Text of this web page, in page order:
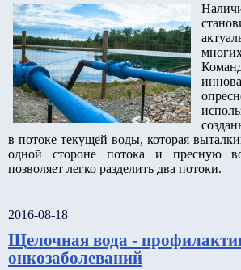
в потоке текущей воды, которая
одной стороне потока и пресную
позволяет легко разделить два потоки.
2016-08-18
Щелочная вода -
онкозаболеваний